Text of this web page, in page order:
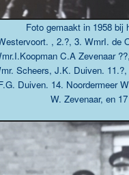
Foto gemaakt in 1958 bij
, 2.?, 3. WmrI. de
C.A Zevenaar
Scheers, J.K. Duiven.
Duiven. 14. Noordermeer
W. Zevenaar, en